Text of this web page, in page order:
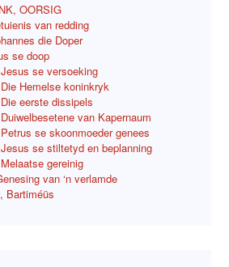
OORSIG
van redding
die Doper
se doop
se versoeking
Hemelse koninkryk
eerste dissipels
van Kapernaum
se skoonmoeder genees
se stiltetyd en beplanning
gereinig
van ‘n verlamde
Bartiméüs